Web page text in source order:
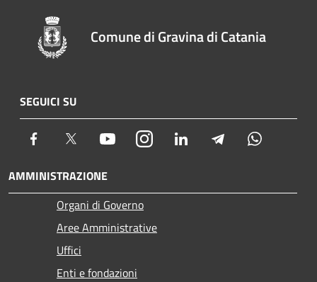
Comune di Gravina di Catania
SEGUICI SU
Facebook Twitter YoutubeInstagram LinkedIn Telegram
AMMINISTRAZIONE
Organi di Governo
Aree Amministrative
Uffici
Enti e fondazioni